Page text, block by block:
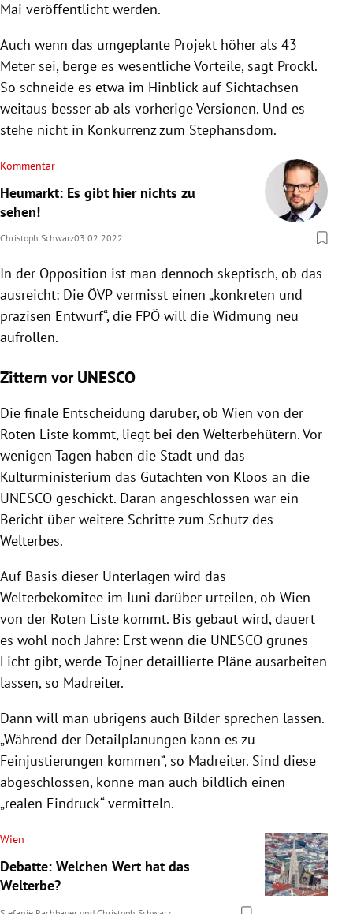
Mai veröffentlicht werden.
Auch wenn das umgeplante Projekt höher als 43
Meter sei, berge es wesentliche Vorteile, sagt Pröckl.
So schneide es etwa im Hinblick auf Sichtachsen
weitaus besser ab als vorherige Versionen. Und es
stehe nicht in Konkurrenz zum Stephansdom.
Kommentar
Heumarkt: Es gibt hier nichts zu
sehen!
Christoph Schwarz03.02.2022
In der Opposition ist man dennoch skeptisch, ob das
ausreicht: Die ÖVP vermisst einen „konkreten und
präzisen Entwurf“, die FPÖ will die Widmung neu
aufrollen.
Zittern vor UNESCO
Die finale Entscheidung darüber, ob Wien von der
Roten Liste kommt, liegt bei den Welterbehütern. Vor
wenigen Tagen haben die Stadt und das
Kulturministerium das Gutachten von Kloos an die
UNESCO geschickt. Daran angeschlossen war ein
Bericht über weitere Schritte zum Schutz des
Welterbes.
Auf Basis dieser Unterlagen wird das
Welterbekomitee im Juni darüber urteilen, ob Wien
von der Roten Liste kommt. Bis gebaut wird, dauert
es wohl noch Jahre: Erst wenn die UNESCO grünes
Licht gibt, werde Tojner detaillierte Pläne ausarbeiten
lassen, so Madreiter.
Dann will man übrigens auch Bilder sprechen lassen.
„Während der Detailplanungen kann es zu
Feinjustierungen kommen“, so Madreiter. Sind diese
abgeschlossen, könne man auch bildlich einen
„realen Eindruck“ vermitteln.
Wien
Debatte: Welchen Wert hat das
Welterbe?